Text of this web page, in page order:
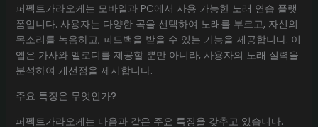
퍼펙트가라오케는 모바일과 PC에서 사용 가능한 노래 연습 플랫
폼입니다. 사용자는 다양한 곡을 선택하여 노래를 부르고, 자신의
목소리를 녹음하고, 피드백을 받을 수 있는 기능을 제공합니다. 이
앱은 가사와 멜로디를 제공할 뿐만 아니라, 사용자의 노래 실력을
분석하여 개선점을 제시합니다.
주요 특징은 무엇인가?
퍼펙트가라오케는 다음과 같은 주요 특징을 갖추고 있습니다.